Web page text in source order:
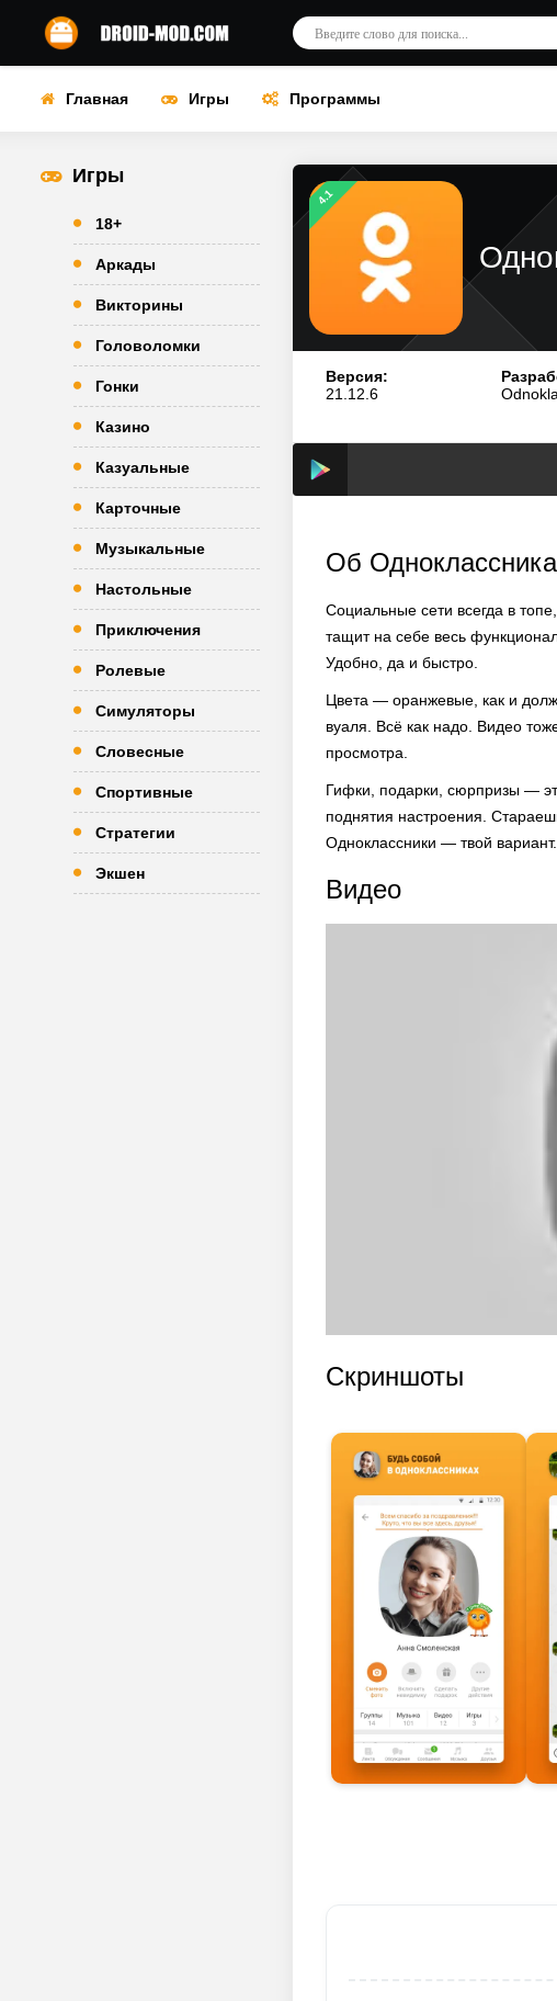
Главная Игры Программы
Игры
18+
Аркады
Викторины
Головоломки
Гонки
Казино
Казуальные
Карточные
Музыкальные
Настольные
Приключения
Ролевые
Симуляторы
Словесные
Спортивные
Стратегии
Экшен
4.1
Версия:
21.12.6
Об
Социальные сети всегда в
тащит на себе весь
Удобно, да и быстро.
Цвета — оранжевые, как и
вуаля. Всё как надо. Видео
просмотра.
Гифки, подарки, сюрпризы —
поднятия настроения.
Одноклассники — твой
Видео
Скриншоты